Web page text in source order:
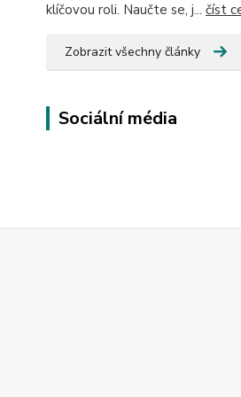
klíčovou roli. Naučte se, j... číst
Zobrazit všechny články
Sociální média